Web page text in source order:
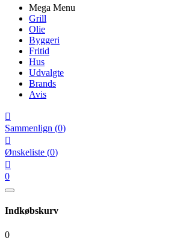
Mega Menu
Grill
Olie
Byggeri
Fritid
Hus
Udvalgte
Brands
Avis

Sammenlign (0)

Ønskeliste (0)

0
Indkøbskurv
0